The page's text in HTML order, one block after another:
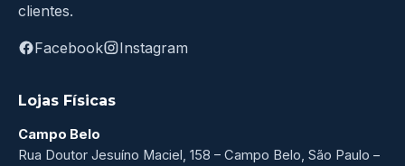
clientes.
Facebook Instagram
Lojas Físicas
Campo Belo
Rua Doutor Jesuíno Maciel, 158 – Campo Belo, São Paulo –